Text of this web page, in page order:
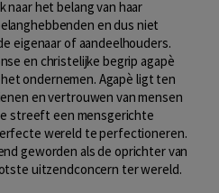
naar het belang van haar
en dus niet
eigenaar of aandeelhouders.
en christelijke begrip agapè
ondernemen. Agapè ligt ten
en vertrouwen van mensen
streeft een mensgerichte
wereld te perfectioneren.
geworden als de oprichter van
uitzendconcern ter wereld.